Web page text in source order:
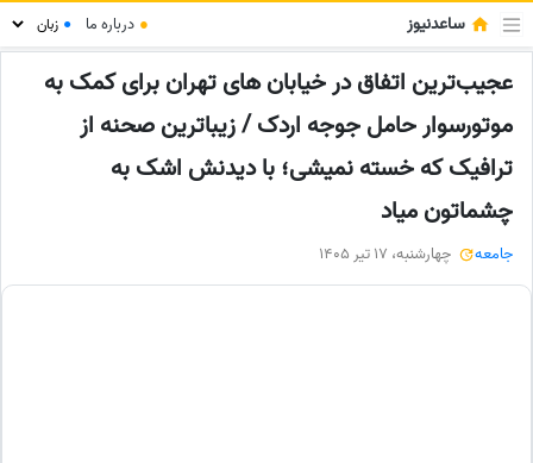
ساعدنیوز ● درباره ما ●
عجیب‌ترین اتفاق در خیابان های تهران برای کمک به
موتورسوار حامل جوجه اردک / زیباترین صحنه از
ترافیک که خسته نمیشی؛ با دیدنش اشک به
چشماتون میاد
جامعه چهارشنبه، 17 تیر 1405